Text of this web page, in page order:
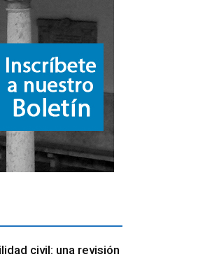
civil: una revisión